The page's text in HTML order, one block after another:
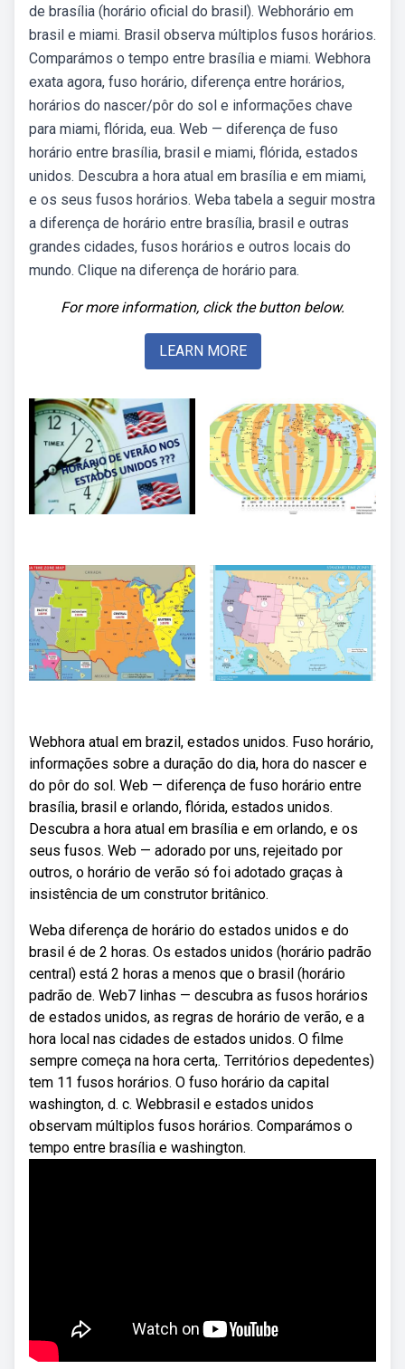
de brasília (horário oficial do brasil). Webhorário em
brasil e miami. Brasil observa múltiplos fusos horários.
Comparámos o tempo entre brasília e miami. Webhora
exata agora, fuso horário, diferença entre horários,
horários do nascer/pôr do sol e informações chave
para miami, flórida, eua. Web — diferença de fuso
horário entre brasília, brasil e miami, flórida, estados
unidos. Descubra a hora atual em brasília e em miami,
e os seus fusos horários. Weba tabela a seguir mostra
a diferença de horário entre brasília, brasil e outras
grandes cidades, fusos horários e outros locais do
mundo. Clique na diferença de horário para.
For more information, click the button below.
LEARN MORE
Webhora atual em brazil, estados unidos. Fuso horário,
informações sobre a duração do dia, hora do nascer e
do pôr do sol. Web — diferença de fuso horário entre
brasília, brasil e orlando, flórida, estados unidos.
Descubra a hora atual em brasília e em orlando, e os
seus fusos. Web — adorado por uns, rejeitado por
outros, o horário de verão só foi adotado graças à
insistência de um construtor britânico.
Weba diferença de horário do estados unidos e do
brasil é de 2 horas. Os estados unidos (horário padrão
central) está 2 horas a menos que o brasil (horário
padrão de. Web7 linhas — descubra as fusos horários
de estados unidos, as regras de horário de verão, e a
hora local nas cidades de estados unidos. O filme
sempre começa na hora certa,. Territórios depedentes)
tem 11 fusos horários. O fuso horário da capital
washington, d. c. Webbrasil e estados unidos
observam múltiplos fusos horários. Comparámos o
tempo entre brasília e washington.